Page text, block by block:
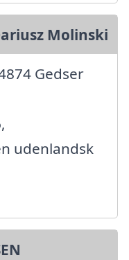
Molinski
Gedser
udenlandsk